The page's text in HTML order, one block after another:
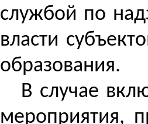
службой по
власти
образования.
В случае
мероприятия,